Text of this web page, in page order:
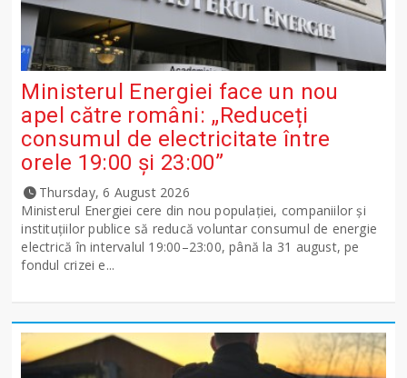
Ministerul Energiei face un nou
apel către români: „Reduceți
consumul de electricitate între
orele 19:00 și 23:00”
Thursday, 6 August 2026
Ministerul Energiei cere din nou populației, companiilor și
instituțiilor publice să reducă voluntar consumul de energie
electrică în intervalul 19:00–23:00, până la 31 august, pe
fondul crizei e...